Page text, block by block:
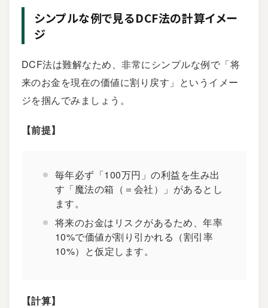
シンプルな例で見るDCF法の計算イメー
ジ
DCF法は難解なため、非常にシンプルな例で「将
来のお金を現在の価値に割り戻す」というイメー
ジを掴んでみましょう。
【前提】
毎年必ず「100万円」の利益を生み出
す「魔法の箱（＝会社）」があるとし
ます。
将来のお金はリスクがあるため、年率
10%で価値が割り引かれる（割引率
10%）と仮定します。
【計算】